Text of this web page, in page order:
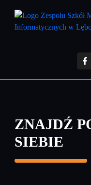
treści
ZNAJDŹ
SIEBIE